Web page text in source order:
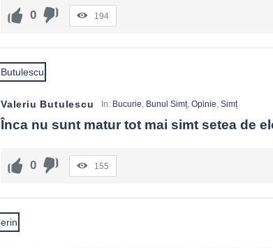
0 194
Valeriu Butulescu In: Bucurie, Bunul Simț, Opinie, Simț
Înca nu sunt matur tot mai simt setea de
0 155